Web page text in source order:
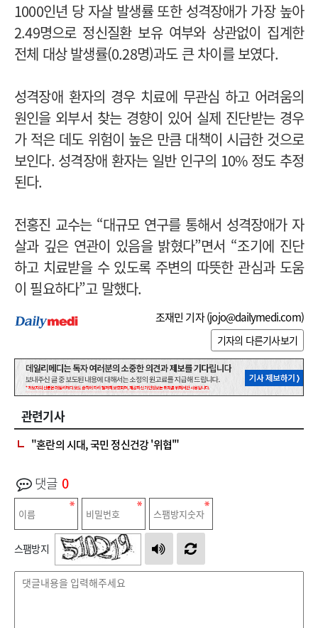
1000인년 당 자살 발생률 또한 성격장애가 가장 높아
2.49명으로 정신질환 보유 여부와 상관없이 집계한
전체 대상 발생률(0.28명)과도 큰 차이를 보였다.
성격장애 환자의 경우 치료에 무관심 하고 어려움의
원인을 외부서 찾는 경향이 있어 실제 진단받는 경우
가 적은 데도 위험이 높은 만큼 대책이 시급한 것으로
보인다. 성격장애 환자는 일반 인구의 10% 정도 추정
된다.
전홍진 교수는 “대규모 연구를 통해서 성격장애가 자
살과 깊은 연관이 있음을 밝혔다”면서 “조기에 진단
하고 치료받을 수 있도록 주변의 따뜻한 관심과 도움
이 필요하다”고 말했다.
조재민 기자 (jojo@dailymedi.com)
기자의 다른기사보기
관련기사
"혼란의 시대, 국민 정신건강 '위협'"
댓글 0
스팸방지